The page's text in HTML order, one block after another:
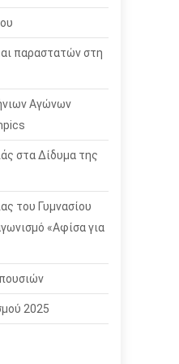
παραστατών στη
Αγώνων
στα Δίδυμα της
του Γυμνασίου
«Αφίσα για
2025